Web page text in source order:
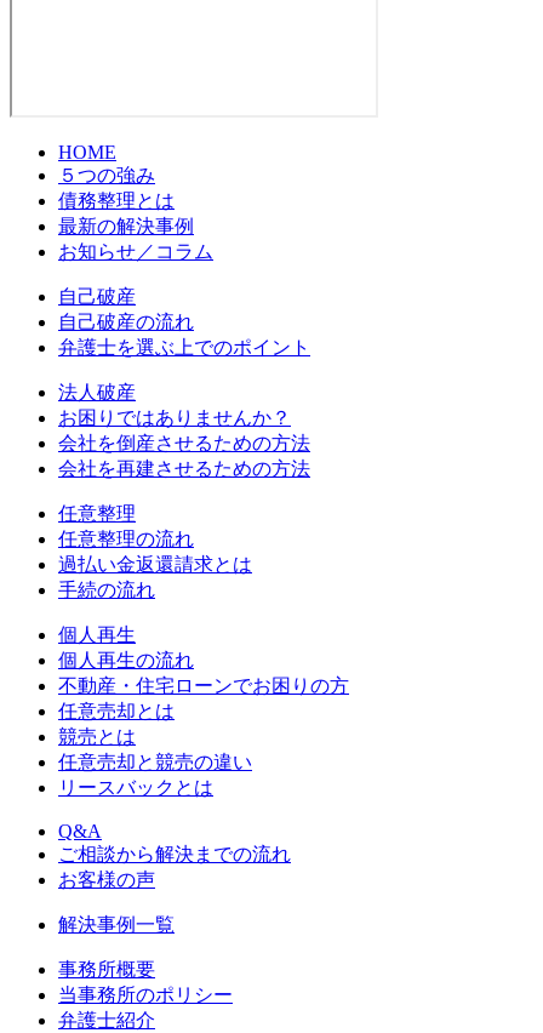
HOME
５つの強み
債務整理とは
最新の解決事例
お知らせ／コラム
自己破産
自己破産の流れ
弁護士を選ぶ上でのポイント
法人破産
お困りではありませんか？
会社を倒産させるための方法
会社を再建させるための方法
任意整理
任意整理の流れ
過払い金返還請求とは
手続の流れ
個人再生
個人再生の流れ
不動産・住宅ローンでお困りの方
任意売却とは
競売とは
任意売却と競売の違い
リースバックとは
Q&A
ご相談から解決までの流れ
お客様の声
解決事例一覧
事務所概要
当事務所のポリシー
弁護士紹介